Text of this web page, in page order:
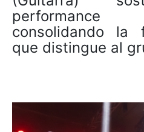
consolidando la
que distingue al